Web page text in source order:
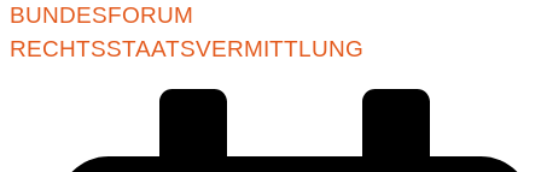
BUNDESFORUM
RECHTSSTAATSVERMITTLUNG